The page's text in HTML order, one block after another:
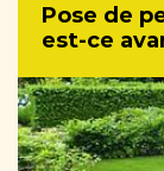
Pose de
est-ce